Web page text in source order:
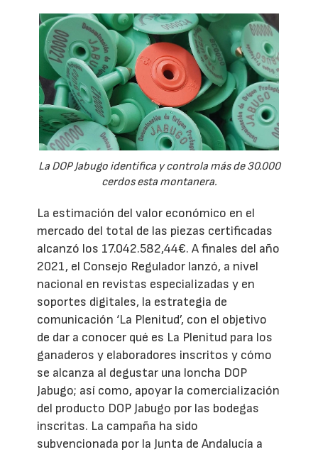
La DOP Jabugo identifica y controla más de 30.000
cerdos esta montanera.
La estimación del valor económico en el
mercado del total de las piezas certificadas
alcanzó los 17.042.582,44€. A finales del año
2021, el Consejo Regulador lanzó, a nivel
nacional en revistas especializadas y en
soportes digitales, la estrategia de
comunicación ‘La Plenitud’, con el objetivo
de dar a conocer qué es La Plenitud para los
ganaderos y elaboradores inscritos y cómo
se alcanza al degustar una loncha DOP
Jabugo; así como, apoyar la comercialización
del producto DOP Jabugo por las bodegas
inscritas. La campaña ha sido
subvencionada por la Junta de Andalucía a